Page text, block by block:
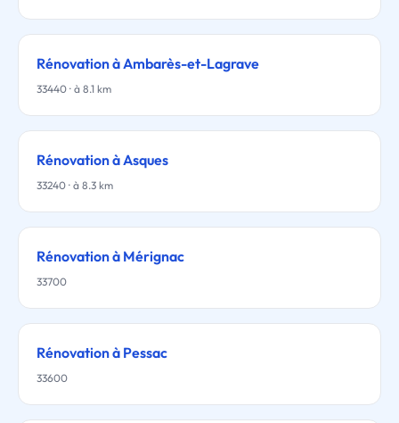
Rénovation à Ambarès-et-Lagrave
33440 · à 8.1 km
Rénovation à Asques
33240 · à 8.3 km
Rénovation à Mérignac
33700
Rénovation à Pessac
33600